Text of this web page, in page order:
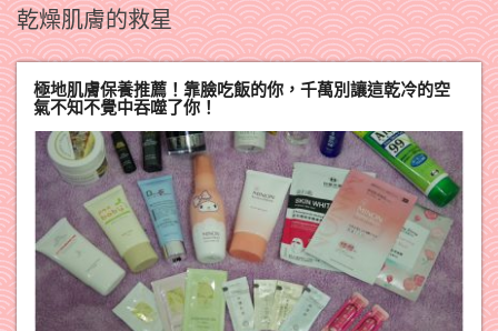
乾燥肌膚的救星
極地肌膚保養推薦！靠臉吃飯的你，千萬別讓這乾冷的空
氣不知不覺中吞噬了你！